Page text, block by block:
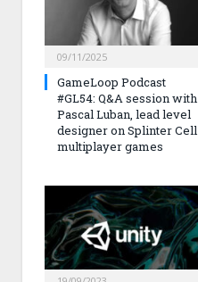
09/11/2025
GameLoop Podcast
#GL54: Q&A session with
Pascal Luban, lead level
designer on Splinter Cell
multiplayer games